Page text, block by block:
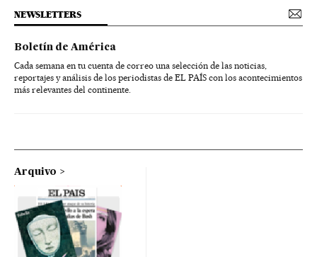
NEWSLETTERS
Boletín de América
Cada semana en tu cuenta de correo una selección de las noticias,
reportajes y análisis de los periodistas de EL PAÍS con los acontecimientos
más relevantes del continente.
Arquivo